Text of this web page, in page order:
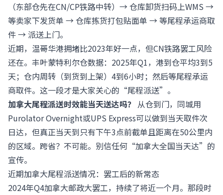
（东部仓先在CN/CP铁路中转）→ 仓库卸货扫码上WMS →
等卖家下发货单 → 仓库拣货打包贴面单 → 等尾程承运商取
件 → 派送上门。
近期，温哥华港拥堵比2023年好一点，但CN铁路罢工风险
还在。丰叶蒙特利尔仓数据：2025年Q1，港到仓平均3到5
天；仓内周转（到货到上架）4到6小时；然后等尾程承运
商取件。这一段才是大家关心的“尾程派送”。
加拿大尾程派送时效能当天送达吗？ 从仓到门，同城用
Purolator Overnight或UPS Express可以做到当天取件次
日达，但真正当天到只有下午3点前截单且距离在50公里内
的区域。跨省？不可能。别信任何“加拿大全国当天达”的
宣传。
近期加拿大尾程派送情况：罢工后的新常态
2024年Q4加拿大邮政大罢工，持续了将近一个月。那段时